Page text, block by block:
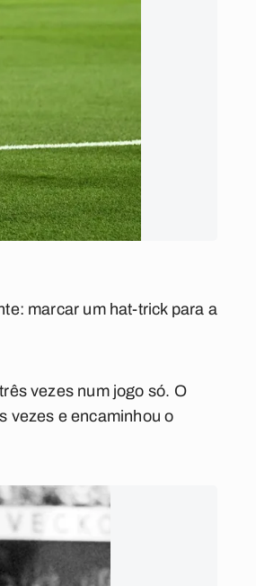
marcar um hat-trick para a
vezes num jogo só. O
vezes e encaminhou o